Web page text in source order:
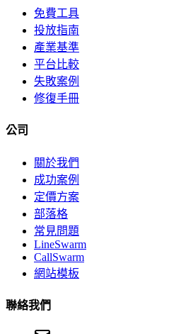
免費工具
投放指南
產業基準
平台比較
失敗案例
修復手冊
公司
關於我們
成功案例
定價方案
部落格
常見問題
LineSwarm
CallSwarm
網站模板
聯絡我們